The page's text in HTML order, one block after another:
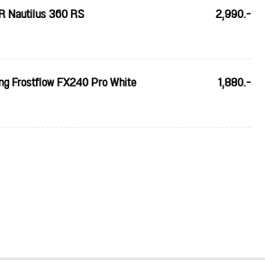
Nautilus 360 RS 2,990.-
Frostflow FX240 Pro White 1,880.-